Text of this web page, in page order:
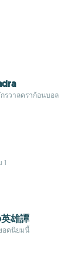
รวาลดราก้อนบอล
1
雄譚
อดนิยมนี้